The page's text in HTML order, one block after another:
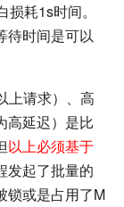
耗1s时间。
待时间是可以
上请求）、高
高延迟）是比
以上必须基于
发起了批量的
锁或是占用了M